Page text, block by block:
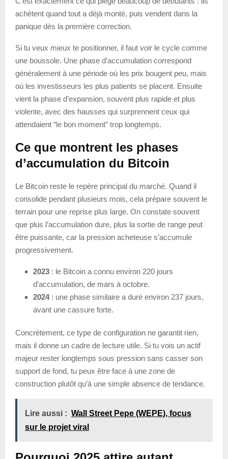
achètent quand tout a déjà monté, puis vendent dans la
panique dès la première correction.
Si tu veux mieux te positionner, il faut voir le cycle comme
une boussole. Une phase d’accumulation correspond
généralement à une période où les prix bougent peu, mais
où les investisseurs les plus patients se placent. Ensuite
vient la phase d’expansion, souvent plus rapide et plus
violente, avec des hausses qui surprennent ceux qui
attendaient “le bon moment” trop longtemps.
Ce que montrent les phases
d’accumulation du Bitcoin
Le Bitcoin reste le repère principal du marché. Quand il
consolide pendant plusieurs mois, cela prépare souvent le
terrain pour une reprise plus large. On constate souvent
que plus l’accumulation dure, plus la sortie de range peut
être puissante, car la pression acheteuse s’accumule
progressivement.
2023 : le Bitcoin a connu environ 220 jours
d’accumulation, de mars à octobre.
2024: une phase similaire a duré environ 237 jours,
avant une cassure forte.
Concrètement, ce type de configuration ne garantit rien,
mais il donne un cadre de lecture utile. Si tu vois un actif
majeur rester longtemps sous pression sans casser son
support de fond, tu peux être face à une zone de
construction plutôt qu’à une simple absence de tendance.
Lire aussi : Wall Street Pepe (WEPE), focus
sur le projet viral